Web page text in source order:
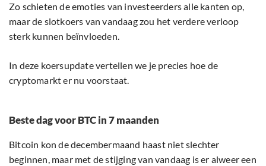
Zo schieten de emoties van investeerders alle kanten op,
maar de slotkoers van vandaag zou het verdere verloop
sterk kunnen beïnvloeden.
In deze koersupdate vertellen we je precies hoe de
cryptomarkt er nu voorstaat.
Beste dag voor BTC in 7 maanden
Bitcoin kon de decembermaand haast niet slechter
beginnen, maar met de stijging van vandaag is er alweer een